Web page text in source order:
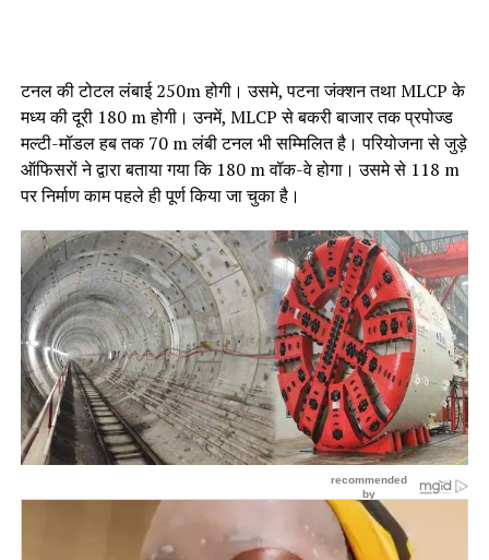
टनल की टोटल लंबाई 250m होगी। उसमे, पटना जंक्शन तथा MLCP के
मध्य की दूरी 180 m होगी। उनमें, MLCP से बकरी बाजार तक प्रपोज्ड
मल्टी-मॉडल हब तक 70 m लंबी टनल भी सम्मिलित है। परियोजना से जुड़े
ऑफिसरों ने द्वारा बताया गया कि 180 m वॉक-वे होगा। उसमे से 118 m
पर निर्माण काम पहले ही पूर्ण किया जा चुका है।